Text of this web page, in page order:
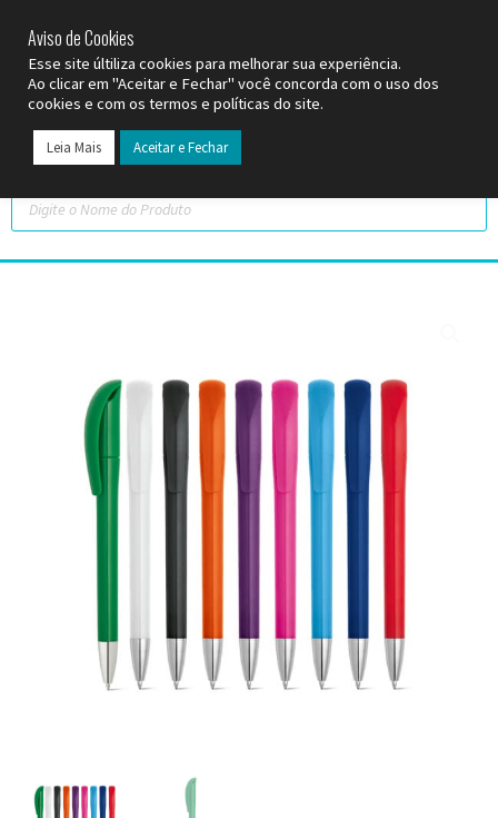
Aviso de Cookies
Esse site últiliza cookies para melhorar sua experiência.
Ao clicar em "Aceitar e Fechar" você concorda com o uso dos
cookies e com os termos e políticas do site.
Leia Mais Aceitar e Fechar